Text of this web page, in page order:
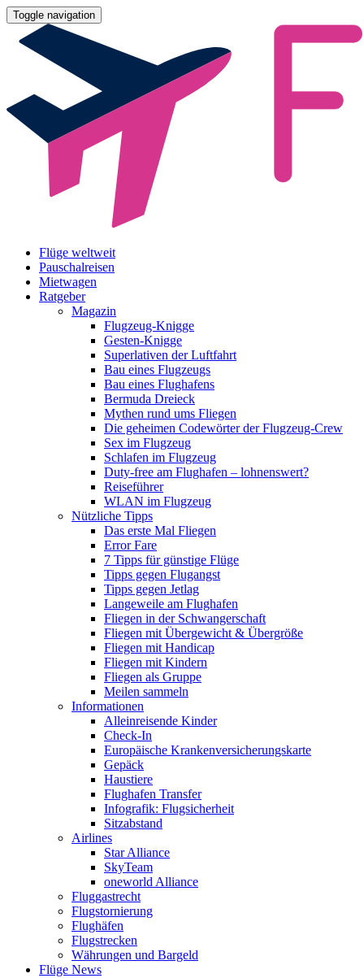
Toggle navigation
Flüge weltweit
Pauschalreisen
Mietwagen
Ratgeber
Magazin
Flugzeug-Knigge
Gesten-Knigge
Superlativen der Luftfahrt
Bau eines Flugzeugs
Bau eines Flughafens
Bermuda Dreieck
Mythen rund ums Fliegen
Die geheimen Codewörter der Flugzeug-Crew
Sex im Flugzeug
Schlafen im Flugzeug
Duty-free am Flughafen – lohnenswert?
Reiseführer
WLAN im Flugzeug
Nützliche Tipps
Das erste Mal Fliegen
Error Fare
7 Tipps für günstige Flüge
Tipps gegen Flugangst
Tipps gegen Jetlag
Langeweile am Flughafen
Fliegen in der Schwangerschaft
Fliegen mit Übergewicht & Übergröße
Fliegen mit Handicap
Fliegen mit Kindern
Fliegen als Gruppe
Meilen sammeln
Informationen
Alleinreisende Kinder
Check-In
Europäische Krankenversicherungskarte
Gepäck
Haustiere
Flughafen Transfer
Infografik: Flugsicherheit
Sitzabstand
Airlines
Star Alliance
SkyTeam
oneworld Alliance
Fluggastrecht
Flugstornierung
Flughäfen
Flugstrecken
Währungen und Bargeld
Flüge News